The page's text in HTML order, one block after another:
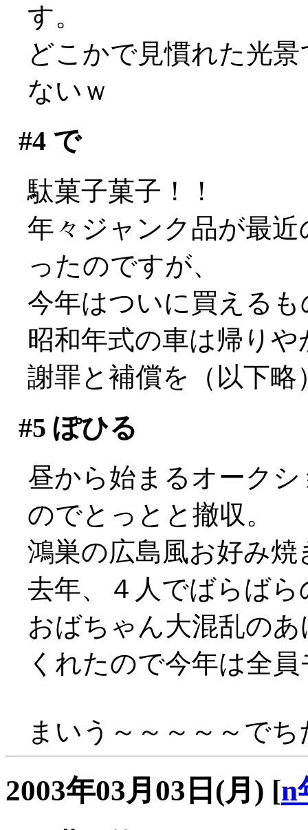
す。
どこかで見慣れた光
ないｗ
#4で
駄菓子菓子！！
年々ジャンク品が最
ったのですが、
今年はついに買える
昭和年式の車は帰りや
謝罪と補償を（以下略
#5 ぽひる
昼から始まるオーク
のでとっとと撤収。
鴻巣の広島風お好み
去年、４人でばらば
おばちゃん大混乱の
くれたので今年は全
まいう～～～～～でち
2003年03月03日(月) [n